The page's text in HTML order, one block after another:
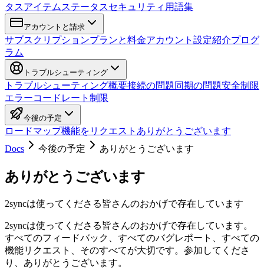
タスアイテムステータスセキュリティ 用語集
アカウントと請求
サブスクリプションプランと料金アカウント設定紹介プログ
ラム
トラブルシューティング
トラブルシューティング概要接続の問題 同期の問題安全制限
エラーコード レート制限
今後の予定
ロードマップ機能をリクエスト ありがとうございます
Docs
今後の予定 ありがとうございます
ありがとうございます
2syncは使ってくださる皆さんのおかげで存在しています
2syncは使ってくださる皆さんのおかげで存在しています。
すべてのフィードバック、すべてのバグレポート、すべての
機能リクエスト、そのすべてが大切です。参加してくださ
り、ありがとうございます。